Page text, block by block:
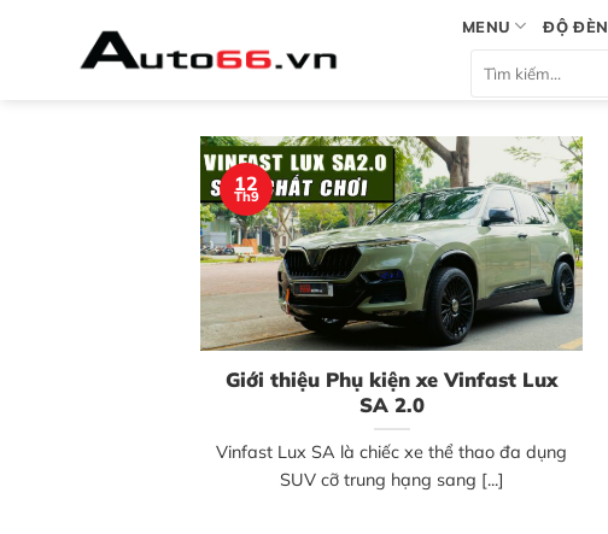
MENU ĐỘ ĐÈN
kiếm:
Giới thiệu Phụ kiện xe Vinfast Lux
SA 2.0
Vinfast Lux SA là chiếc xe thể thao đa dụng
SUV cỡ trung hạng sang [...]
12
Th9